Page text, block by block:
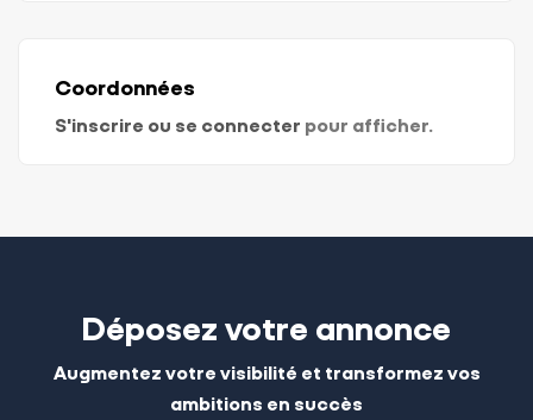
Coordonnées
S'inscrire ou se connecter pour afficher.
Déposez votre annonce
Augmentez votre visibilité et transformez vos
ambitions en succès